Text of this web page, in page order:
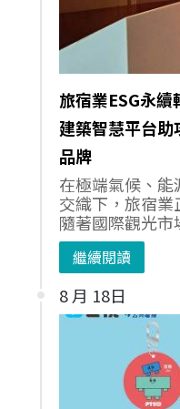
旅宿業ESG永
建築智慧平台
品牌
在極端氣候、能
交織下，旅宿業
隨著國際觀光市
繼續閱讀
8 月 18日